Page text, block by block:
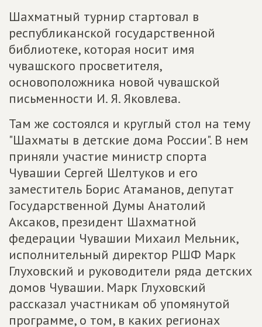
Шахматный турнир стартовал в
республиканской государственной
библиотеке, которая носит имя
чувашского просветителя,
основоположника новой чувашской
письменности И. Я. Яковлева.
Там же состоялся и круглый стол на тему
"Шахматы в детские дома России". В нем
приняли участие министр спорта
Чувашии Сергей Шелтуков и его
заместитель Борис Атаманов, депутат
Государственной Думы Анатолий
Аксаков, президент Шахматной
федерации Чувашии Михаил Мельник,
исполнительный директор РШФ Марк
Глуховский и руководители ряда детских
домов Чувашии. Марк Глуховский
рассказал участникам об упомянутой
программе, о том, в каких регионах